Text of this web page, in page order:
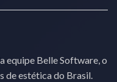
equipe Belle Software, o
de estética do Brasil.